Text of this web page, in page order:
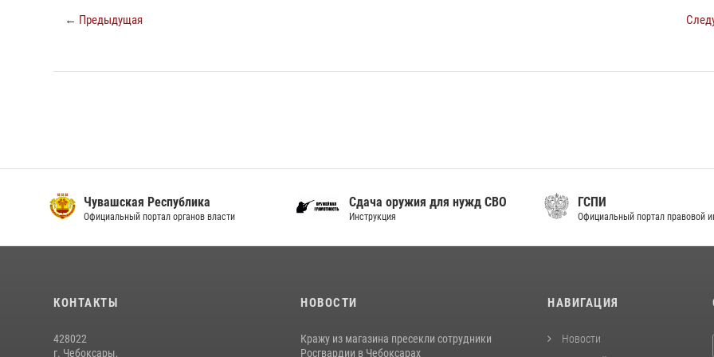
← Предыдущая
Чувашская Республика
Официальный портал органов власти
Сдача оружия для нужд СВО
Инструкция
ГСПИ
Официальный портал правовой
КОНТАКТЫ
428022
г. Чебоксары,
НОВОСТИ
Кражу из магазина пресекли сотрудники
Росгвардии в Чебоксарах
НАВИГАЦИЯ
Новости